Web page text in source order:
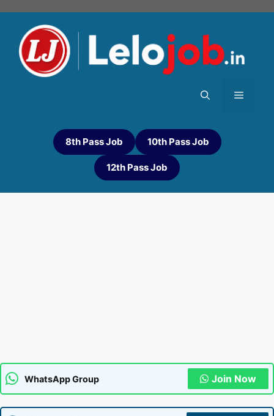
8th Pass Job 10th Pass Job
12th Pass Job
WhatsApp Group Join Now